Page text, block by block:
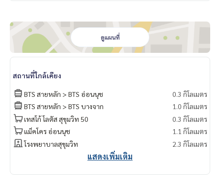
- ฟิตเนส
- สวนพักผ่อน
- Access Card Control
- CCTV
- รปภ. 24 ชม.
📍สถานที่ใกล้เคียง :
- 7-11 : 40 ม.
- MaxValu : 230 ม.
- Century The Movie Plaza : 270 ม.
- Burger King : 270 ม.
- Tesco Lotus สุขุมวิท 50 : 280 ม.
- The Phyll : 550 ม.
- The Beacon Place : 650 ม.
ดูแผนที่
สถานที่ใกล้เคียง
BTS สายหลัก > BTS อ่อนนุช
0.3 กิโลเมตร
BTS สายหลัก > BTS บางจาก
1.0 กิโลเมตร
เทสโก้ โลตัส สุขุมวิท 50
0.3 กิโลเมตร
แม็คโคร อ่อนนุช
1.1 กิโลเมตร
โรงพยาบาลสุขุมวิท
2.3 กิโลเมตร
แสดงเพิ่มเติม